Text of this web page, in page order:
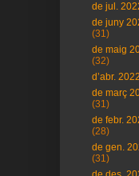
de jul.
de juny
(31)
de maig
(32)
d’abr. 2022
de març
(31)
de febr.
(28)
de gen.
(31)